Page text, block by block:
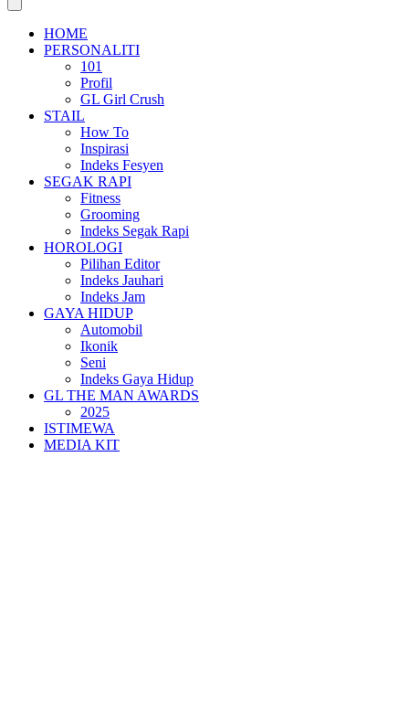
HOME
PERSONALITI
101
Profil
GL Girl Crush
STAIL
How To
Inspirasi
Indeks Fesyen
SEGAK RAPI
Fitness
Grooming
Indeks Segak Rapi
HOROLOGI
Pilihan Editor
Indeks Jauhari
Indeks Jam
GAYA HIDUP
Automobil
Ikonik
Seni
Indeks Gaya Hidup
GL THE MAN AWARDS
2025
ISTIMEWA
MEDIA KIT